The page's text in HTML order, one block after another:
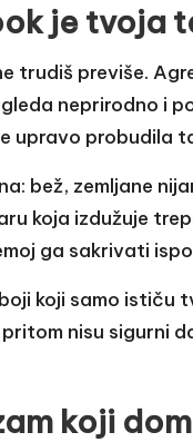
je tvoja
trudiš previše.
neprirodno i
upravo probudila
bež, zemljane
koja izdužuje
ga sakrivati
koji samo ističu
nisu sigurni
koji